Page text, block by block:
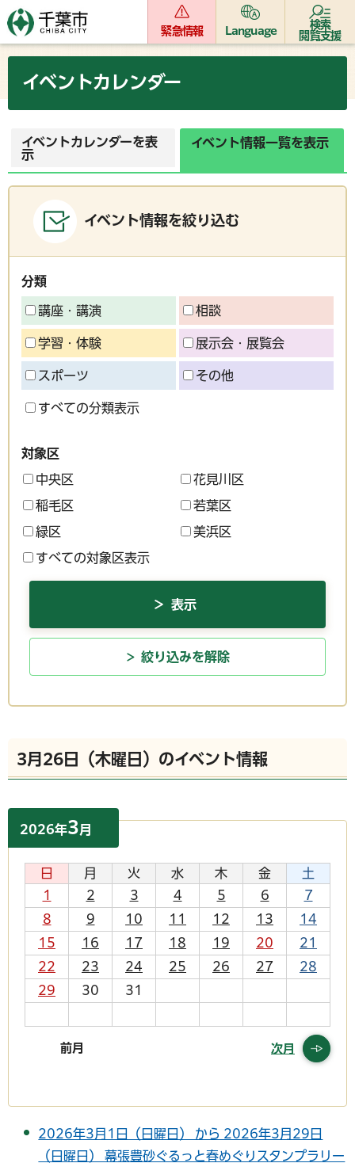
緊急情報 Language
検索
閲覧支援
イベントカレンダー
イベントカレンダーを表
示
イベント情報一覧を表示
イベント情報を絞り込む
分類
講座・講演 相談
学習・体験 展示会・展覧会
スポーツ その他
すべての分類表示
対象区
中央区 花見川区
稲毛区 若葉区
緑区 美浜区
すべての対象区表示
絞り込みを解除
3月26日（木曜日）のイベント情報
2026年3月
日 月 火 水 木 金
土
1
2 3 4 5 6
7
8
9 10 11 12 13
14
15
16 17 18 19 20
21
22
23 24 25 26 27
28
29
30 31
前月 次月
2026年3月1日（日曜日） から 2026年3月29日
（日曜日） 幕張豊砂ぐるっと春めぐりスタンプラリー